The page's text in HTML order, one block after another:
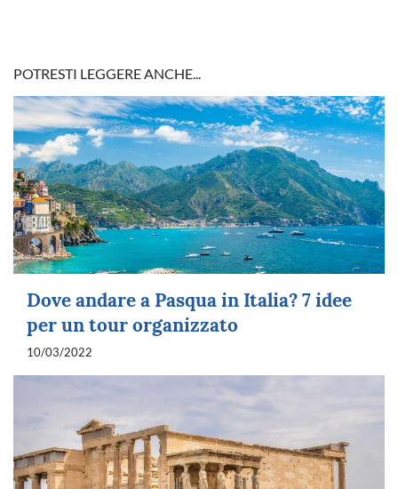
POTRESTI LEGGERE ANCHE...
Dove andare a Pasqua in Italia? 7 idee
per un tour organizzato
10/03/2022